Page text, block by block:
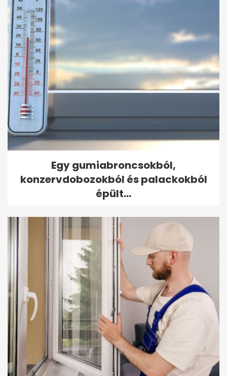
Egy gumiabroncsokból,
konzervdobozokból és palackokból
épült...